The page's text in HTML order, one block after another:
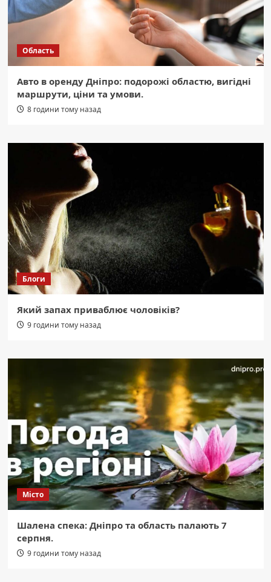
Область
Авто в оренду Дніпро: подорожі областю, вигідні
маршрути, ціни та умови.
8 години тому назад
Блоги
Який запах приваблює чоловіків?
9 години тому назад
Місто
Шалена спека: Дніпро та область палають 7
серпня.
9 години тому назад